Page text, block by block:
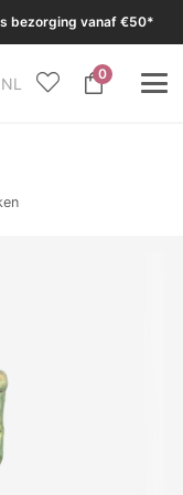
bezorging vanaf €50*
NL
0
Conceptstore